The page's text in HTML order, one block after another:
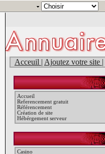
Acceuil | Ajoutez votre site |
Accueil
Referencement gratuit
Référencement
Création de site
Hébérgement serveur
Casino